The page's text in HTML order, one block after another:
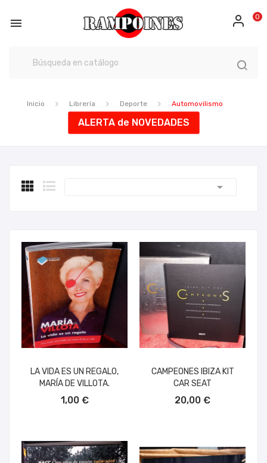
 0
Inicio Librería Deporte Automovilismo
ALERTA de NOVEDADES

LA VIDA ES UN REGALO,
MARÍA DE VILLOTA.
1,00 €
CAMPEONES IBIZA KIT
CAR SEAT
20,00 €